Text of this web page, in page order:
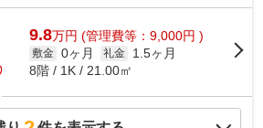
9.8万円 (管理費等：9,000円 )
敷金 0ヶ月 礼金
1.5ヶ月
8階 / 1K / 21.00㎡